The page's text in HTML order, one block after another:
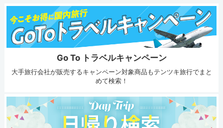
Go To トラベルキャンペーン
大手旅行会社が販売するキャンペーン対象商品もテンツキ旅行でまと
めて検索！